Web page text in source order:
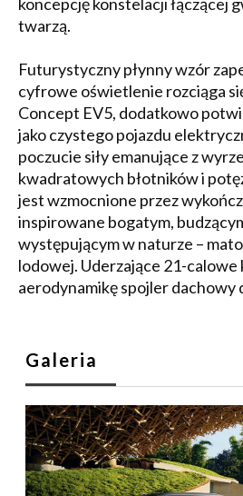
koncepcję konstelacji łączącej
twarzą.
Futurystyczny płynny wzór
cyfrowe oświetlenie rozciąga
Concept EV5, dodatkowo
jako czystego pojazdu
poczucie siły emanujące z
kwadratowych błotników i
jest wzmocnione przez
inspirowane bogatym,
występującym w naturze –
lodowej. Uderzające 21-calowe
aerodynamikę spojler dachowy
Galeria